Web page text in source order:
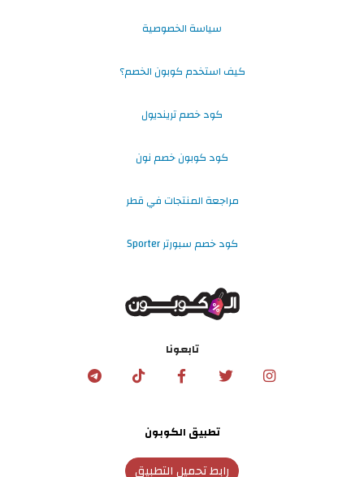
سياسة الخصوصية
كيف استخدم كوبون الخصم؟
كود خصم ترينديول
كود كوبون خصم نون
مراجعة المنتجات في قطر
كود خصم سبورتر Sporter
تابعونا
تطبيق الكوبون
رابط تحميل التطبيق